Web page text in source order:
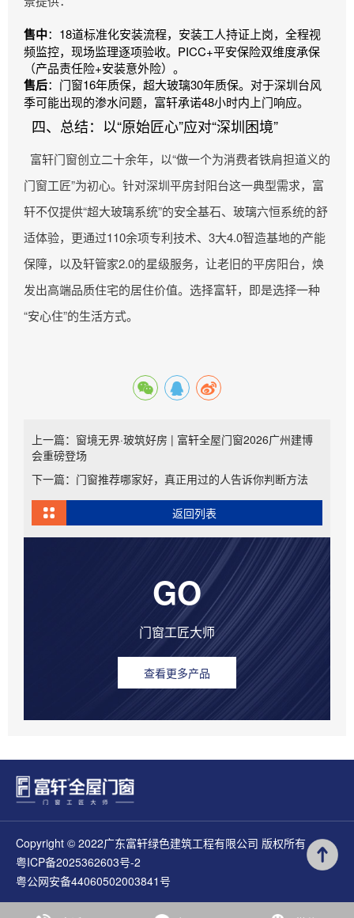
售中：18道标准化安装流程，安装工人持证上岗，全程视
频监控，现场监理逐项验收。PICC+平安保险双维度承保
（产品责任险+安装意外险）。
售后：门窗16年质保，超大玻璃30年质保。对于深圳台风
季可能出现的渗水问题，富轩承诺48小时内上门响应。
四、总结：以“原始匠心”应对“深圳困境”
富轩门窗创立二十余年，以“做一个为消费者铁肩担道义的
门窗工匠”为初心。针对深圳平房封阳台这一典型需求，富
轩不仅提供“超大玻璃系统”的安全基石、玻璃六恒系统的舒
适体验，更通过110余项专利技术、3大4.0智造基地的产能
保障，以及轩管家2.0的星级服务，让老旧的平房阳台，焕
发出高端品质住宅的居住价值。选择富轩，即是选择一种
“安心住”的生活方式。
上一篇：窗境无界·玻筑好房 | 富轩全屋门窗2026广州建博
会重磅登场
下一篇：门窗推荐哪家好，真正用过的人告诉你判断方法
返回列表
GO
门窗工匠大师
查看更多产品
Copyright © 2022广东富轩绿色建筑工程有限公司 版权所有
粤ICP备2025362603号-2
粤公网安备44060502003841号